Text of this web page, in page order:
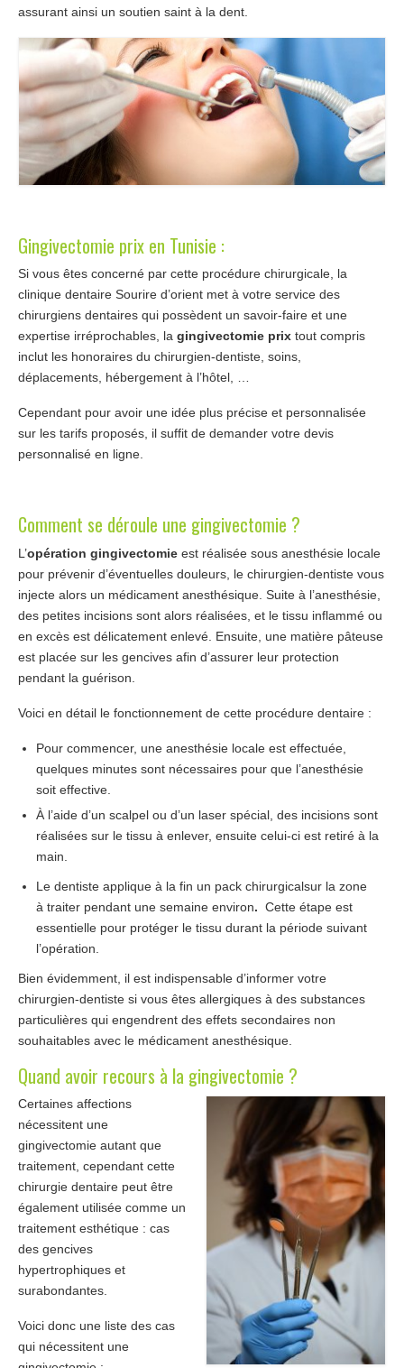
assurant ainsi un soutien saint à la dent.
Gingivectomie prix en Tunisie :
Si vous êtes concerné par cette procédure chirurgicale, la
clinique dentaire Sourire d’orient met à votre service des
chirurgiens dentaires qui possèdent un savoir-faire et une
expertise irréprochables, la gingivectomie prix tout compris
inclut les honoraires du chirurgien-dentiste, soins,
déplacements, hébergement à l’hôtel, …
Cependant pour avoir une idée plus précise et personnalisée
sur les tarifs proposés, il suffit de demander votre devis
personnalisé en ligne.
Comment se déroule une gingivectomie ?
L’opération gingivectomie est réalisée sous anesthésie locale
pour prévenir d’éventuelles douleurs, le chirurgien-dentiste vous
injecte alors un médicament anesthésique. Suite à l’anesthésie,
des petites incisions sont alors réalisées, et le tissu inflammé ou
en excès est délicatement enlevé. Ensuite, une matière pâteuse
est placée sur les gencives afin d’assurer leur protection
pendant la guérison.
Voici en détail le fonctionnement de cette procédure dentaire :
Pour commencer, une anesthésie locale est effectuée,
quelques minutes sont nécessaires pour que l’anesthésie
soit effective.
À l’aide d’un scalpel ou d’un laser spécial, des incisions sont
réalisées sur le tissu à enlever, ensuite celui-ci est retiré à la
main.
Le dentiste applique à la fin un pack chirurgicalsur la zone
à traiter pendant une semaine environ. Cette étape est
essentielle pour protéger le tissu durant la période suivant
l’opération.
Bien évidemment, il est indispensable d’informer votre
chirurgien-dentiste si vous êtes allergiques à des substances
particulières qui engendrent des effets secondaires non
souhaitables avec le médicament anesthésique.
Quand avoir recours à la gingivectomie ?
Certaines affections
nécessitent une
gingivectomie autant que
traitement, cependant cette
chirurgie dentaire peut être
également utilisée comme un
traitement esthétique : cas
des gencives
hypertrophiques et
surabondantes.
Voici donc une liste des cas
qui nécessitent une